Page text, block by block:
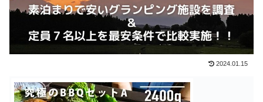
2024.01.15